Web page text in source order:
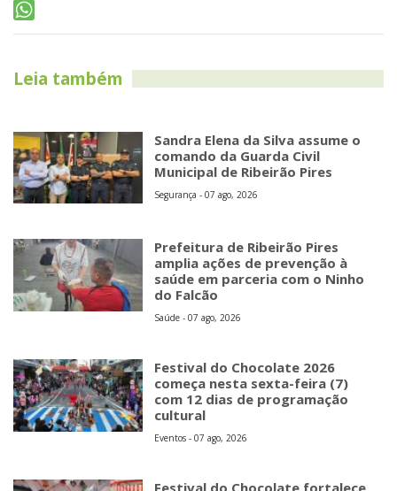
Leia também
Sandra Elena da Silva assume o
comando da Guarda Civil
Municipal de Ribeirão Pires
Segurança - 07 ago, 2026
Prefeitura de Ribeirão Pires
amplia ações de prevenção à
saúde em parceria com o Ninho
do Falcão
Saúde - 07 ago, 2026
Festival do Chocolate 2026
começa nesta sexta-feira (7)
com 12 dias de programação
cultural
Eventos - 07 ago, 2026